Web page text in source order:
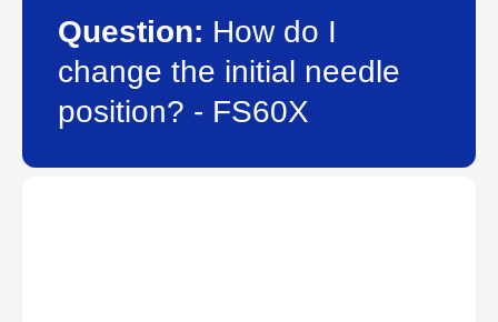
Question: How do I
change the initial needle
position? - FS60X